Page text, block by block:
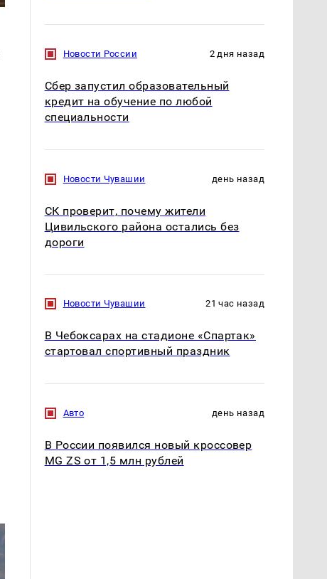
Новости России 2 дня назад
Сбер запустил образовательный
кредит на обучение по любой
специальности
Новости Чувашии день назад
СК проверит, почему жители
Цивильского района остались без
дороги
Новости Чувашии 21 час назад
В Чебоксарах на стадионе «Спартак»
стартовал спортивный праздник
Авто день назад
В России появился новый кроссовер
MG ZS от 1,5 млн рублей